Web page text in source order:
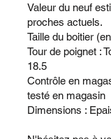
Valeur du neuf
proches actuels.
Taille du boitier
Tour de poignet :
18.5
Contrôle en
testé en magasin
Dimensions :